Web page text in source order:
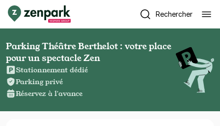
Rechercher
Parking Théâtre Berthelot : votre place
pour un spectacle Zen
Stationnement dédié
Parking privé
Réservez à l'avance